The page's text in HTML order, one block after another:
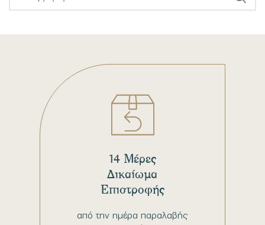
από την ημέρα παραλαβής
14 Μέρες
Δικαίωμα
Επιστροφής